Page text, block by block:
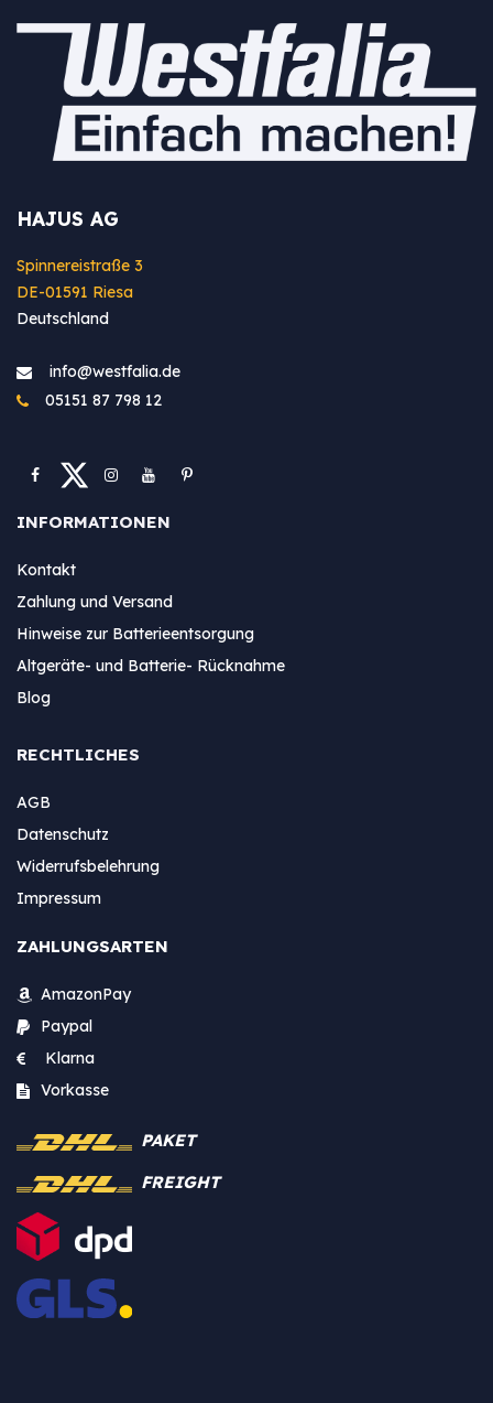
HAJUS AG
Spinnereistraße 3
DE-01591 Riesa
Deutschland
info@westfa​lia.de
05151 87 798 12
INFORMATIONEN
Kontakt
Zahlung und Versand
Hinweise zur Batterieentsorgung
Altgeräte- und Batterie- Rücknahme
Blog
RECHTLICHES
AGB
Datenschutz
Widerrufsbelehrung
Impressum
ZAHLUNGSARTEN
AmazonPay
Paypal
Klarna
Vorkasse
PAKET
FREIGHT